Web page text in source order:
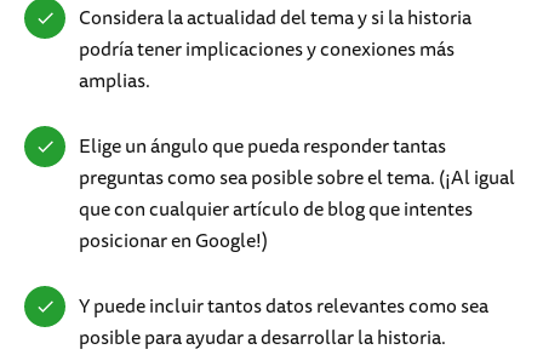
Considera la actualidad del tema y si la historia
podría tener implicaciones y conexiones más
amplias.
Elige un ángulo que pueda responder tantas
preguntas como sea posible sobre el tema. (¡Al igual
que con cualquier artículo de blog que intentes
posicionar en Google!)
Y puede incluir tantos datos relevantes como sea
posible para ayudar a desarrollar la historia.